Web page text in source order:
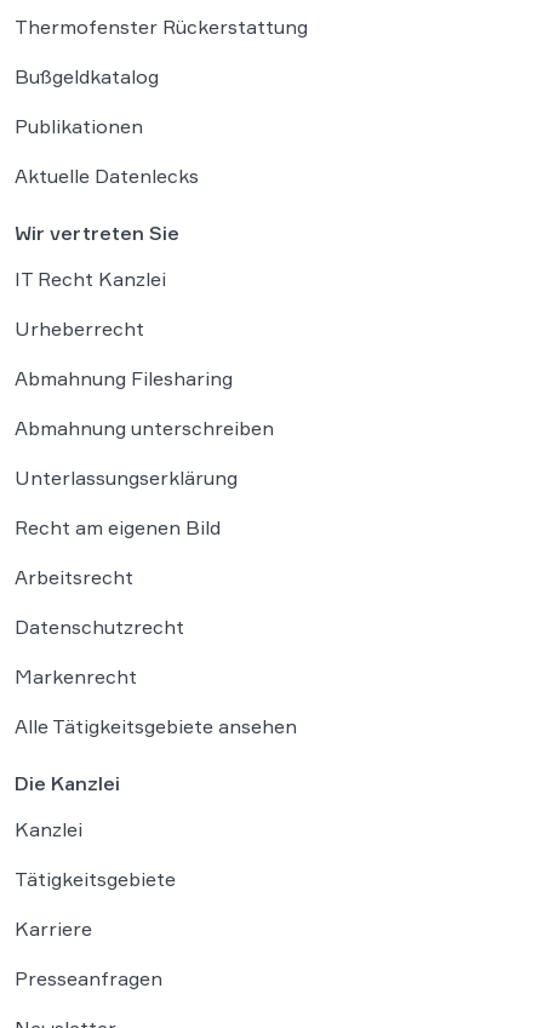
Thermofenster Rückerstattung
Bußgeldkatalog
Publikationen
Aktuelle Datenlecks
Wir vertreten Sie
IT Recht Kanzlei
Urheberrecht
Abmahnung Filesharing
Abmahnung unterschreiben
Unterlassungserklärung
Recht am eigenen Bild
Arbeitsrecht
Datenschutzrecht
Markenrecht
Alle Tätigkeitsgebiete ansehen
Die Kanzlei
Kanzlei
Tätigkeitsgebiete
Karriere
Presseanfragen